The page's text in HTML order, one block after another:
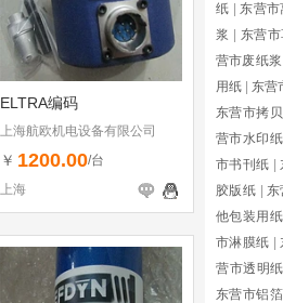
ELTRA编码
上海航欧机电设备有限公司
￥ 1200.00/台
上海
纸
东营
浆
东营
营市废纸浆
用纸
东营
东营市拷
营市水印纸
市书刊纸
胶版纸
他包装用纸
市淋膜纸
营市透明纸
东营市铝